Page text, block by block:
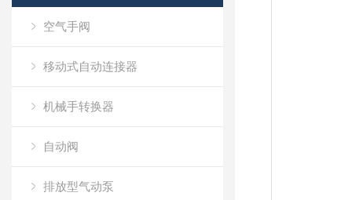
空气手阀
移动式自动连接器
机械手转换器
自动阀
排放型气动泵